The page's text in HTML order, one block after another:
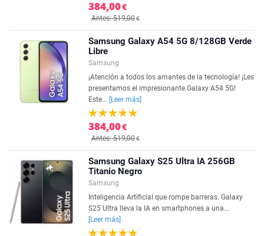
384,00€
Antes: 519,00€
Samsung Galaxy A54 5G 8/128GB Verde
Libre
Samsung
¡Atención a todos los amantes de la tecnología! ¡Les
presentamos el impresionante Galaxy A54 5G!
Este...
[Leer más]
384,00€
Antes: 519,00€
Samsung Galaxy S25 Ultra IA 256GB
Titanio Negro
Samsung
Inteligencia Artificial que rompe barreras. Galaxy
S25 Ultra lleva la IA en smartphones a una...
[Leer más]